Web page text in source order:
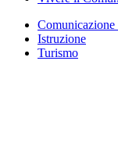
Istruzione
Turismo